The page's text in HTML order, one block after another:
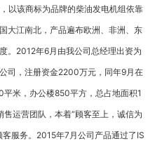
以该商标为品牌的柴油发电机组依靠
大江南北，产品遍布欧洲、非洲、东
。2012年6月由我公司总经理出资为
司，注册资金2200万元，同年9月在
米，办公楼850平方，总占地面积1
运营团队，本着“顾客至上，诚信为
服务。2015年7月公司产品通过了IS